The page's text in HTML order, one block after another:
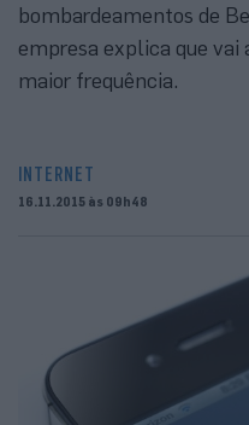
bombardeamentos de
empresa explica que
maior frequência.
INTERNET
16.11.2015 às 09h48